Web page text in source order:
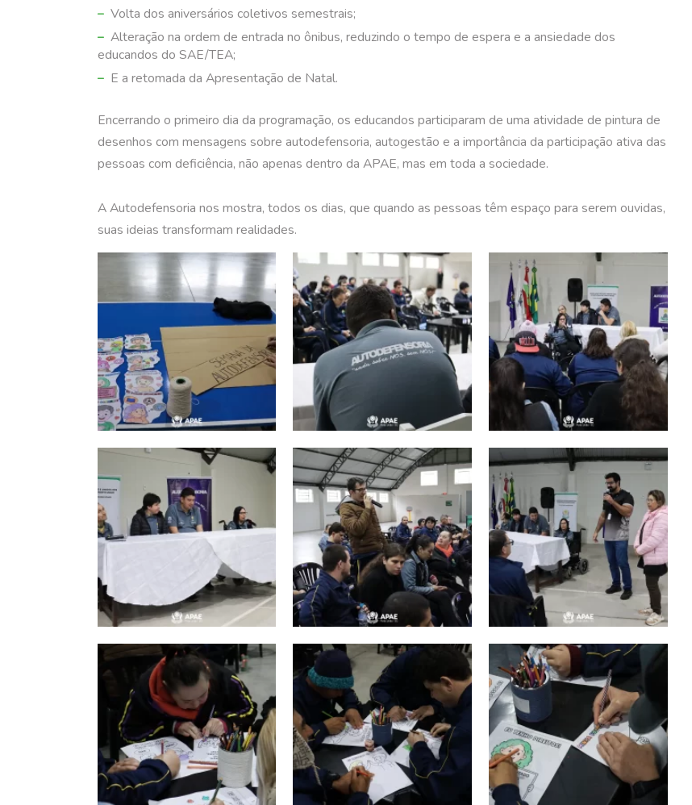
Volta dos aniversários coletivos semestrais;
Alteração na ordem de entrada no ônibus, reduzindo o tempo de espera e a ansiedade dos
educandos do SAE/TEA;
E a retomada da Apresentação de Natal.
Encerrando o primeiro dia da programação, os educandos participaram de uma atividade de pintura de
desenhos com mensagens sobre autodefensoria, autogestão e a importância da participação ativa das
pessoas com deficiência, não apenas dentro da APAE, mas em toda a sociedade.
A Autodefensoria nos mostra, todos os dias, que quando as pessoas têm espaço para serem ouvidas,
suas ideias transformam realidades.